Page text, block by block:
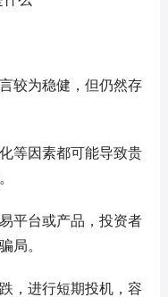
较为稳健，但仍然存
等因素都可能导致贵
平台或产品，投资者
局。
，进行短期投机，容